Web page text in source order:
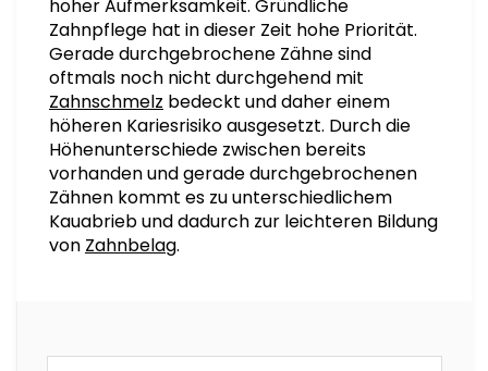
hoher Aufmerksamkeit. Gründliche
Zahnpflege hat in dieser Zeit hohe Priorität.
Gerade durchgebrochene Zähne sind
oftmals noch nicht durchgehend mit
Zahnschmelz bedeckt und daher einem
höheren Kariesrisiko ausgesetzt. Durch die
Höhenunterschiede zwischen bereits
vorhanden und gerade durchgebrochenen
Zähnen kommt es zu unterschiedlichem
Kauabrieb und dadurch zur leichteren Bildung
von Zahnbelag.